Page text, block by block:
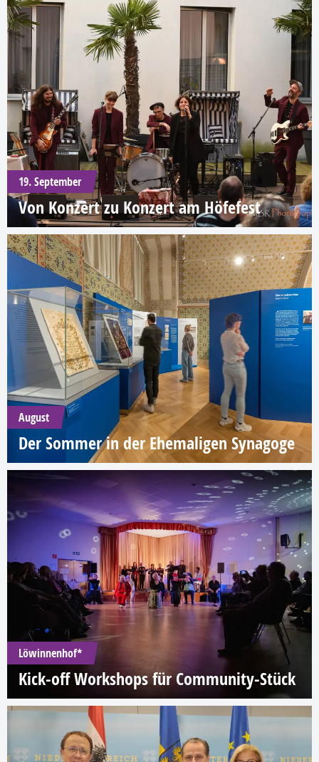
19. September
Von Konzert zu Konzert am Höfefest
August
Der Sommer in der Ehemaligen Synagoge
Löwinnenhof*
Kick-off Workshops für Community-Stück